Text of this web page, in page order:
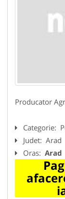
Producator
Categorie:
Judet: Arad
Oras: Arad